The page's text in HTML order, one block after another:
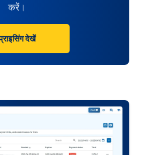
करें।
देखें